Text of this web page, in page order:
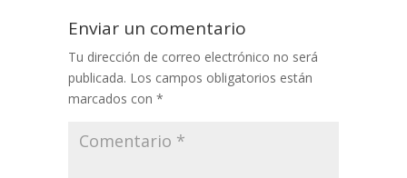
Enviar un comentario
Tu dirección de correo electrónico no será
publicada. Los campos obligatorios están
marcados con *